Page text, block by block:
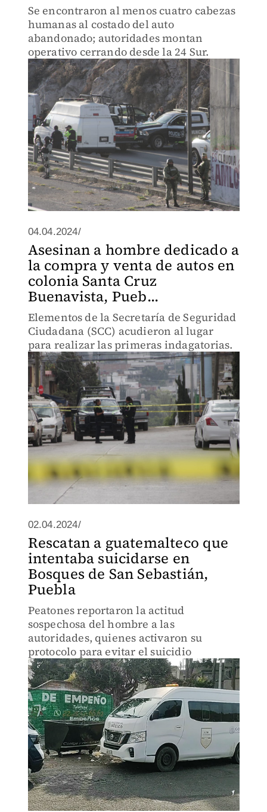
Se encontraron al menos cuatro cabezas
humanas al costado del auto
abandonado; autoridades montan
operativo cerrando desde la 24 Sur.
04.04.2024/
Asesinan a hombre dedicado a
la compra y venta de autos en
colonia Santa Cruz
Buenavista, Pueb...
Elementos de la Secretaría de Seguridad
Ciudadana (SCC) acudieron al lugar
para realizar las primeras indagatorias.
02.04.2024/
Rescatan a guatemalteco que
intentaba suicidarse en
Bosques de San Sebastián,
Puebla
Peatones reportaron la actitud
sospechosa del hombre a las
autoridades, quienes activaron su
protocolo para evitar el suicidio